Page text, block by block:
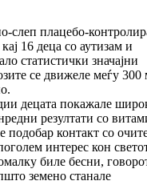
слеп плацебо-
16 деца со аутизам и
статистички значајни
се движеле меѓу 300
децата покажале
резултати со
подобар контакт со
интерес кон
биле бесни,
земено станале